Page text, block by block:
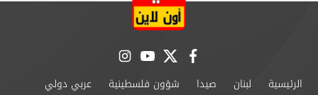
facebook
twitter
youtube
instagram
الرئيسية لبنان صيدا شؤون فلسطينية
عربي دولي